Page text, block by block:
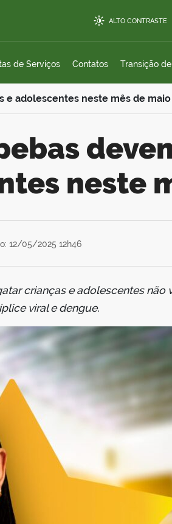
ALTO CONTRASTE
de Serviços Contatos Transição
e adolescentes neste mês de maio
neste
12/05/2025 12h46
crianças e adolescentes não
viral e dengue.